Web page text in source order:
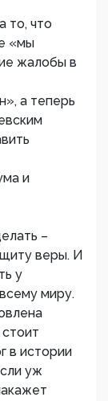
то, что
«мы
жалобы в
а теперь
и
–
веры. И
у
миру.
в истории
уж